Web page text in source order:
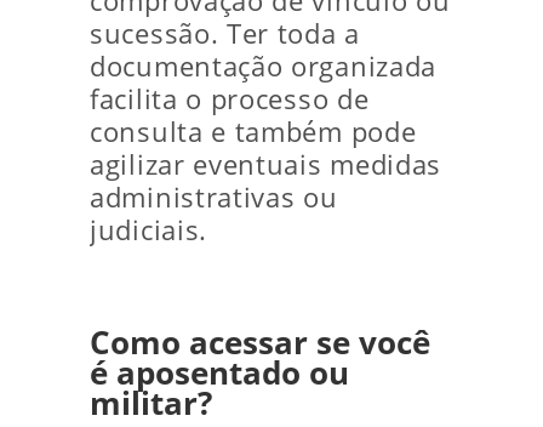
sucessão. Ter toda a
documentação organizada
facilita o processo de
consulta e também pode
agilizar eventuais medidas
administrativas ou
judiciais.
Como acessar se você
é aposentado ou
militar?